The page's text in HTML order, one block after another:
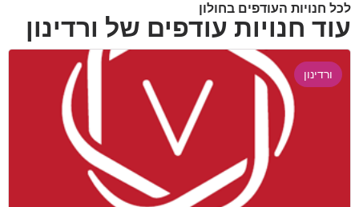
לכל חנויות העודפים בחולון
עוד חנויות עודפים של ורדינון
ורדינון